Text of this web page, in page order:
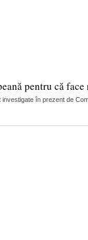
pentru că
în prezent de